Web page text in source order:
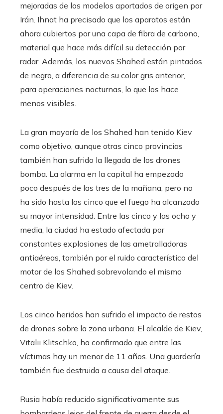
mejoradas de los modelos aportados de origen por
Irán. Ihnat ha precisado que los aparatos están
ahora cubiertos por una capa de fibra de carbono,
material que hace más difícil su detección por
radar. Además, los nuevos Shahed están pintados
de negro, a diferencia de su color gris anterior,
para operaciones nocturnas, lo que los hace
menos visibles.
La gran mayoría de los Shahed han tenido Kiev
como objetivo, aunque otras cinco provincias
también han sufrido la llegada de los drones
bomba. La alarma en la capital ha empezado
poco después de las tres de la mañana, pero no
ha sido hasta las cinco que el fuego ha alcanzado
su mayor intensidad. Entre las cinco y las ocho y
media, la ciudad ha estado afectada por
constantes explosiones de las ametralladoras
antiaéreas, también por el ruido característico del
motor de los Shahed sobrevolando el mismo
centro de Kiev.
Los cinco heridos han sufrido el impacto de restos
de drones sobre la zona urbana. El alcalde de Kiev,
Vitalii Klitschko, ha confirmado que entre las
víctimas hay un menor de 11 años. Una guardería
también fue destruida a causa del ataque.
Rusia había reducido significativamente sus